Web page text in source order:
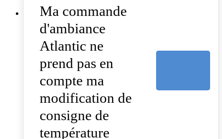
Ma commande
d'ambiance
Atlantic ne
prend pas en
compte ma
modification de
consigne de
température